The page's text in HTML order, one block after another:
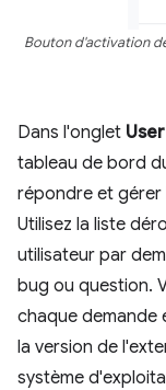
Bouton d'activation
Dans l'onglet
tableau de bord
répondre et gérer
Utilisez la liste
utilisateur par
bug ou question.
chaque demande
la version de
système